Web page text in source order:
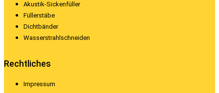
Akustik-Sickenfüller
Füllerstäbe
Dichtbänder
Wasserstrahlschneiden
Rechtliches
Impressum